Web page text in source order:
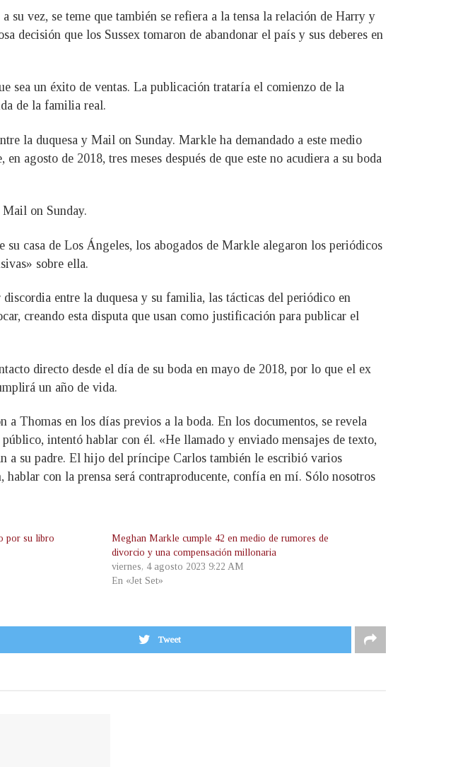
su vez, se teme que también se refiera a la tensa la relación de Harry y
decisión que los Sussex tomaron de abandonar el país y sus deberes en
sea un éxito de ventas. La publicación trataría el comienzo de la
de la familia real.
la duquesa y Mail on Sunday. Markle ha demandado a este medio
agosto de 2018, tres meses después de que este no acudiera a su boda
Mail on Sunday.
casa de Los Ángeles, los abogados de Markle alegaron los periódicos
sobre ella.
entre la duquesa y su familia, las tácticas del periódico en
creando esta disputa que usan como justificación para publicar el
directo desde el día de su boda en mayo de 2018, por lo que el ex
un año de vida.
Thomas en los días previos a la boda. En los documentos, se revela
intentó hablar con él. «He llamado y enviado mensajes de texto,
a su padre. El hijo del príncipe Carlos también le escribió varios
con la prensa será contraproducente, confía en mí. Sólo nosotros
por su libro
Meghan Markle cumple 42 en medio de rumores de
divorcio y una compensación millonaria
viernes, 4 agosto 2023 9:22 AM
En «Jet Set»
Tweet